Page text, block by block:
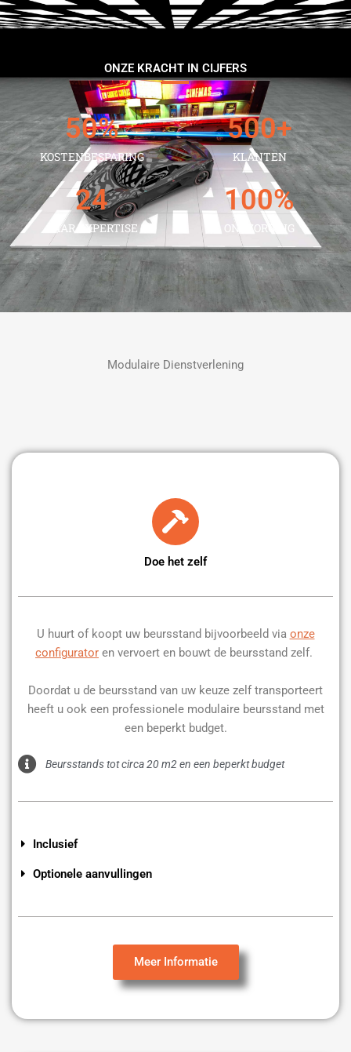
ONZE KRACHT IN CIJFERS
KOSTENBESPARING
50%
KLANTEN
500+
JAAR EXPERTISE
24
ONTZORGING
100%
Modulaire Dienstverlening
Doe het zelf
U huurt of koopt uw beursstand bijvoorbeeld via onze
configurator en vervoert en bouwt de beursstand zelf.
Doordat u de beursstand van uw keuze zelf transporteert
heeft u ook een professionele modulaire beursstand met
een beperkt budget.
Beursstands tot circa 20 m2 en een beperkt budget
Inclusief
Optionele aanvullingen
Meer Informatie